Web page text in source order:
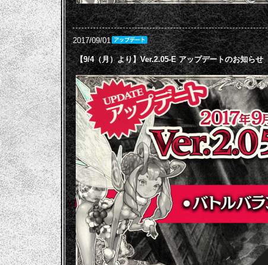
2017/09/01
【9/4（月）より】Ver.2.05-E アップデートのお知らせ